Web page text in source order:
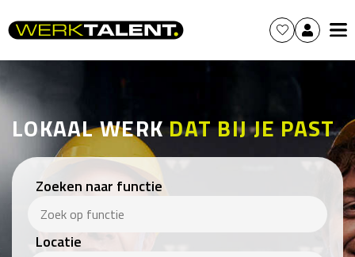
LOKAAL WERKDAT BIJ JE PAST
Zoeken naar functie
Locatie